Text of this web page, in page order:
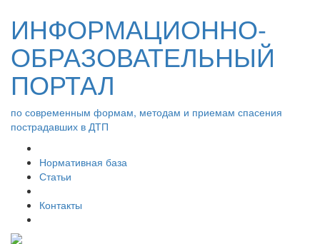
ИНФОРМАЦИОННО-
ОБРАЗОВАТЕЛЬНЫЙ
ПОРТАЛ
по современным формам, методам и приемам спасения
пострадавших в ДТП
Нормативная база
Статьи
Контакты